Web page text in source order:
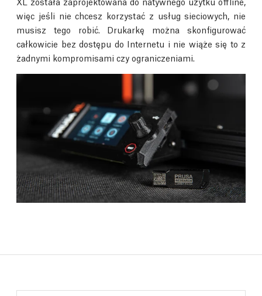
więc jeśli nie chcesz korzystać z usług sieciowych, nie
musisz tego robić. Drukarkę można skonfigurować
całkowicie bez dostępu do Internetu i nie wiąże się to z
żadnymi kompromisami czy ograniczeniami.